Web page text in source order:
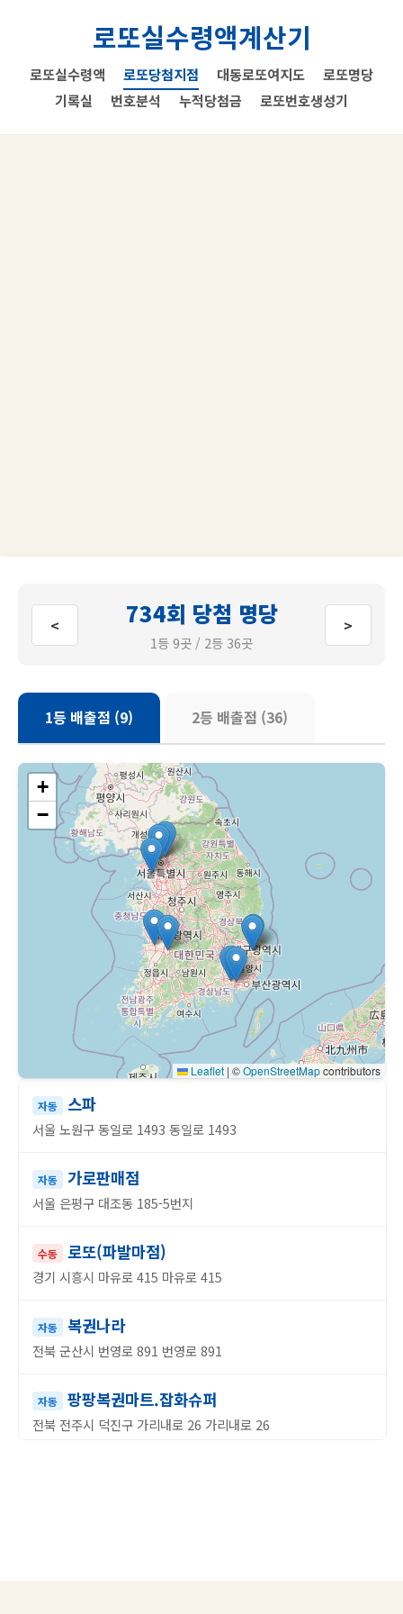
로또실수령액계산기
로또실수령액 로또당첨지점 대동로또여지도
로또명당
기록실
번호분석 누적당첨금 로또번호생성기
< 734회 당첨 명당
1등 9곳 / 2등 36곳
>
1등 배출점 (9) 2등 배출점 (36)
자동 스파
서울 노원구 동일로 1493 동일로 1493
자동 가로판매점
서울 은평구 대조동 185-5번지
수동 로또(파발마점)
경기 시흥시 마유로 415 마유로 415
자동 복권나라
전북 군산시 번영로 891 번영로 891
자동 팡팡복권마트.잡화슈퍼
전북 전주시 덕진구 가리내로 26 가리내로 26
+
−
Leaflet | ©OpenStreetMapcontributors